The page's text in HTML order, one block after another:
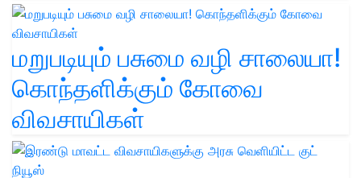
மறுபடியும் பசுமை வழி சாலையா!
கொந்தளிக்கும் கோவை
விவசாயிகள்